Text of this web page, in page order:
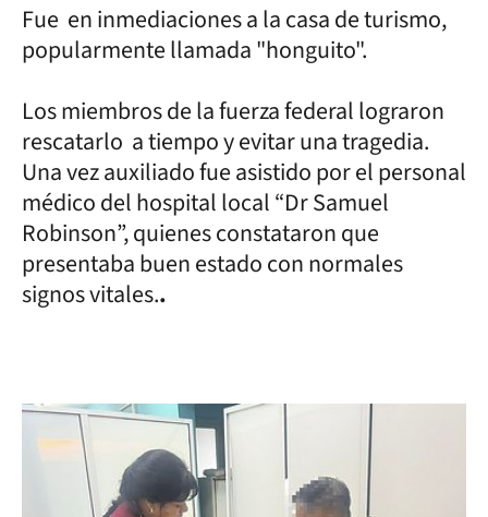
Fue en inmediaciones a la casa de turismo,
popularmente llamada "honguito".
Los miembros de la fuerza federal lograron
rescatarlo a tiempo y evitar una tragedia.
Una vez auxiliado fue asistido por el personal
médico del hospital local “Dr Samuel
Robinson”, quienes constataron que
presentaba buen estado con normales
signos vitales..